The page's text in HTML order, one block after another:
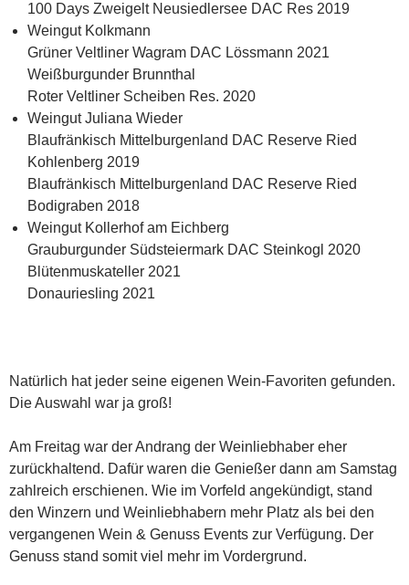
100 Days Zweigelt Neusiedlersee DAC Res 2019
Weingut Kolkmann
Grüner Veltliner Wagram DAC Lössmann 2021
Weißburgunder Brunnthal
Roter Veltliner Scheiben Res. 2020
Weingut Juliana Wieder
Blaufränkisch Mittelburgenland DAC Reserve Ried
Kohlenberg 2019
Blaufränkisch Mittelburgenland DAC Reserve Ried
Bodigraben 2018
Weingut Kollerhof am Eichberg
Grauburgunder Südsteiermark DAC Steinkogl 2020
Blütenmuskateller 2021
Donauriesling 2021
Natürlich hat jeder seine eigenen Wein-Favoriten gefunden.
Die Auswahl war ja groß!
Am Freitag war der Andrang der Weinliebhaber eher
zurückhaltend. Dafür waren die Genießer dann am Samstag
zahlreich erschienen. Wie im Vorfeld angekündigt, stand
den Winzern und Weinliebhabern mehr Platz als bei den
vergangenen Wein & Genuss Events zur Verfügung. Der
Genuss stand somit viel mehr im Vordergrund.